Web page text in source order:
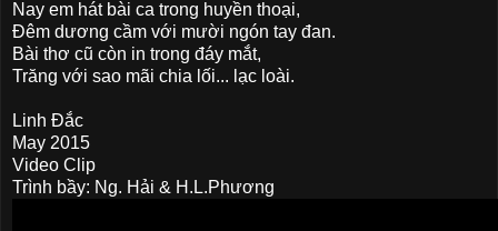
Nay em hát bài ca trong huyền thoại,
Đêm dương cầm với mười ngón tay đan.
Bài thơ cũ còn in trong đáy mắt,
Trăng với sao mãi chia lối... lạc loài.
Linh Đắc
May 2015
Video Clip
Trình bầy: Ng. Hải & H.L.Phương